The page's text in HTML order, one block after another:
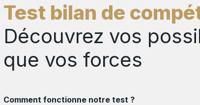
Test bilan de
Découvrez vos
que vos forces
Comment fonctionne notre test ?